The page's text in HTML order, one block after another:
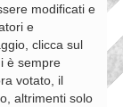
modificati e
e
clicca sul
è sempre
votato, il
altrimenti solo